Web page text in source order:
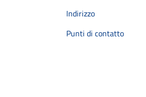
Indirizzo
Punti di contatto